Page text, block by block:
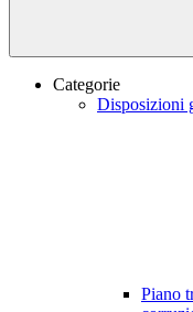
Categorie
Disposizioni
Piano